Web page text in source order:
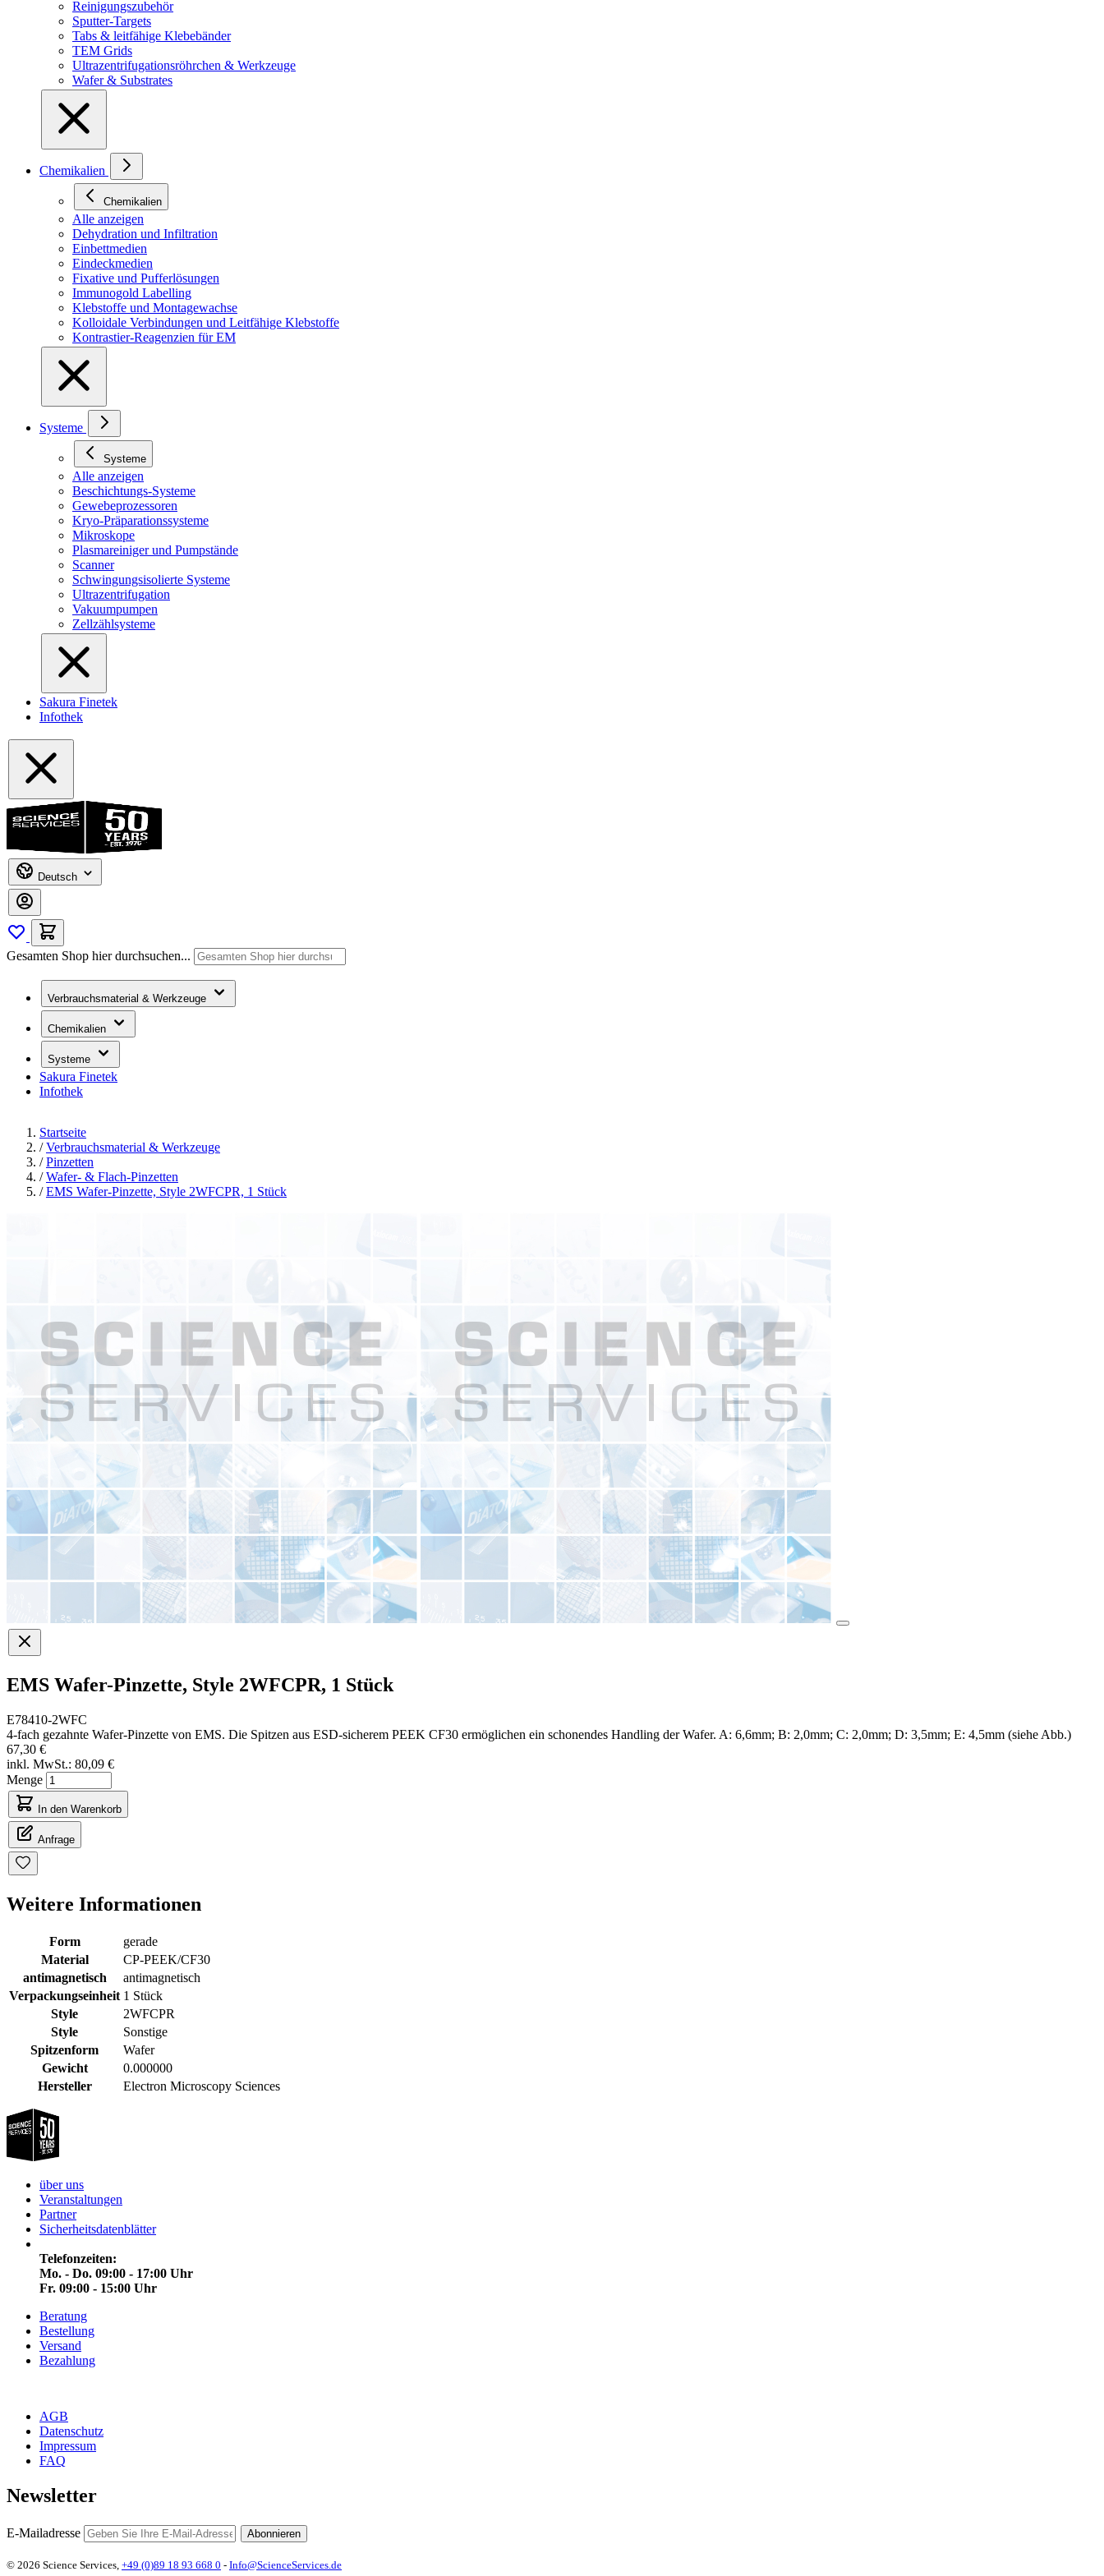
Reinigungszubehör
Sputter-Targets
Tabs & leitfähige Klebebänder
TEM Grids
Ultrazentrifugationsröhrchen & Werkzeuge
Wafer & Substrates
Chemikalien
Chemikalien
Alle anzeigen
Dehydration und Infiltration
Einbettmedien
Eindeckmedien
Fixative und Pufferlösungen
Immunogold Labelling
Klebstoffe und Montagewachse
Kolloidale Verbindungen und Leitfähige Klebstoffe
Kontrastier-Reagenzien für EM
Systeme
Systeme
Alle anzeigen
Beschichtungs-Systeme
Gewebeprozessoren
Kryo-Präparationssysteme
Mikroskope
Plasmareiniger und Pumpstände
Scanner
Schwingungsisolierte Systeme
Ultrazentrifugation
Vakuumpumpen
Zellzählsysteme
Sakura Finetek
Infothek
Deutsch
Gesamten Shop hier durchsuchen...
Verbrauchsmaterial & Werkzeuge
Chemikalien
Systeme
Sakura Finetek
Infothek
Startseite
/ Verbrauchsmaterial & Werkzeuge
/ Pinzetten
/ Wafer- & Flach-Pinzetten
/ EMS Wafer-Pinzette, Style 2WFCPR, 1 Stück
EMS Wafer-Pinzette, Style 2WFCPR, 1 Stück
E78410-2WFC
4-fach gezahnte Wafer-Pinzette von EMS. Die Spitzen aus ESD-sicherem PEEK CF30 ermöglichen ein schonendes Handling der Wafer. A: 6,6mm; B: 2,0mm; C: 2,0mm; D: 3,5mm; E: 4,5mm (siehe Abb.)
67,30 €
inkl. MwSt.: 80,09 €
Menge
In den Warenkorb
Anfrage
Weitere Informationen
Form
gerade
Material
CP-PEEK/CF30
antimagnetisch
antimagnetisch
Verpackungseinheit 1 Stück
Style
2WFCPR
Style
Sonstige
Spitzenform
Wafer
Gewicht
0.000000
Hersteller
Electron Microscopy Sciences
über uns
Veranstaltungen
Partner
Sicherheitsdatenblätter
Telefonzeiten:
Mo. - Do. 09:00 - 17:00 Uhr
Fr. 09:00 - 15:00 Uhr
Beratung
Bestellung
Versand
Bezahlung
AGB
Datenschutz
Impressum
FAQ
Newsletter
E-Mailadresse Abonnieren
© 2026 Science Services, +49 (0)89 18 93 668 0 - Info@ScienceServices.de